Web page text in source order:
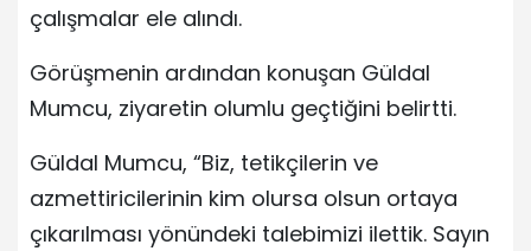
çalışmalar ele alındı.
Görüşmenin ardından konuşan Güldal
Mumcu, ziyaretin olumlu geçtiğini belirtti.
Güldal Mumcu, “Biz, tetikçilerin ve
azmettiricilerinin kim olursa olsun ortaya
çıkarılması yönündeki talebimizi ilettik. Sayın